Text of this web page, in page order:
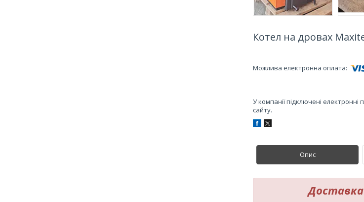
Котел на дровах
У компанії підключені
сайту.
Опис